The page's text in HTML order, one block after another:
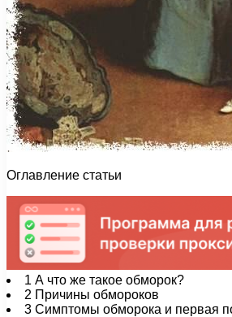
Оглавление статьи
1 А что же такое обморок?
2 Причины обмороков
3 Симптомы обморока и первая